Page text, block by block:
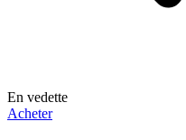
En vedette
Acheter